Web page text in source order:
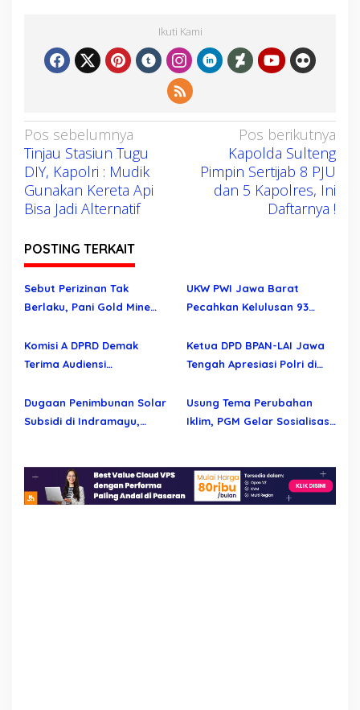
Ikuti Kami
N
a
v
i
a
s
i
p
o
s
Pos sebelumnya
Tinjau Stasiun Tugu
DIY, Kapolri : Mudik
Gunakan Kereta Api
Bisa Jadi Alternatif
Pos berikutnya
Kapolda Sulteng
Pimpin Sertijab 8 PJU
dan 5 Kapolres, Ini
Daftarnya !
POSTING TERKAIT
Sebut Perizinan Tak
Berlaku, Pani Gold Mine
Pelanggaran Aturan
UKW PWI Jawa Barat
Pecahkan Kelulusan 93
Wartawan Profesional
Semakin Kuat
Komisi A DPRD Demak
Terima Audiensi
Seleksi Perangkat Desa
Werdoyo dan Mijen
Ketua DPD BPAN-LAI Jawa
Tengah Apresiasi Polri di
Dugaan Penimbunan Solar
Subsidi di Indramayu,
Usung Tema Perubahan
Iklim, PGM Gelar Sosialisasi